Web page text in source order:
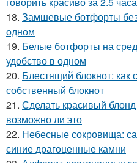
18. Замшевые ботфорты без
одном
19. Белые ботфорты на
удобство в одном
20. Блестящий блокнот: как
собственный блокнот
21. Сделать красивый
возможно ли это
22. Небесные сокровища:
синие драгоценные камни